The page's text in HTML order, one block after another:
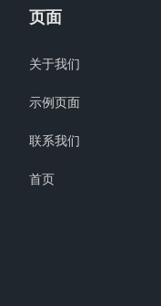
页面
关于我们
示例页面
联系我们
首页